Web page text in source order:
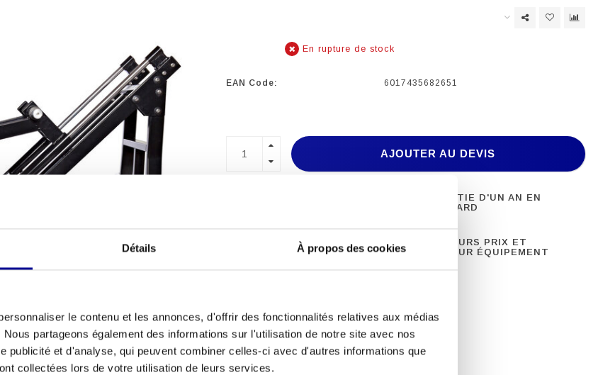
Détails À propos des cookies
le contenu et les annonces, d'offrir des fonctionnalités relatives aux médias
partageons également des informations sur l'utilisation de notre site avec nos
publicité et d'analyse, qui peuvent combiner celles-ci avec d'autres informations que
collectées lors de votre utilisation de leurs services.
En rupture de stock
EAN Code: 6017435682651
AJOUTER AU DEVIS
GARANTIE D'UN AN EN
STANDARD
PLUS DE 28 ANS
D'EXPÉRIENCE
MEILLEURS PRIX ET
MEILLEUR ÉQUIPEMENT